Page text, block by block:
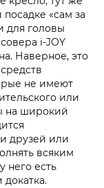
«сам за
для головы
i‑JOY
Наверное, это
не имеют
или
на широкий
друзей или
всяким
него есть
докатка.